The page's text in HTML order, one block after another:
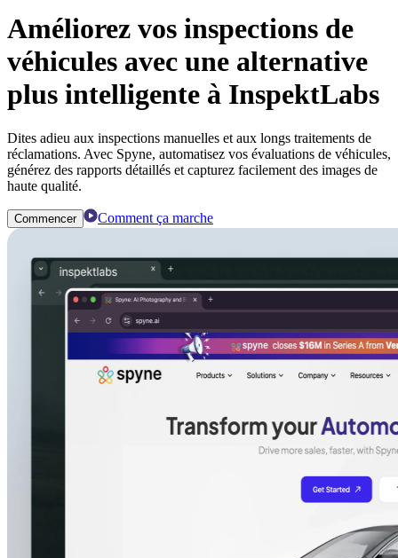
Améliorez vos inspections de
véhicules avec une alternative
plus intelligente à InspektLabs
Dites adieu aux inspections manuelles et aux longs traitements de
réclamations. Avec Spyne, automatisez vos évaluations de véhicules,
générez des rapports détaillés et capturez facilement des images de
haute qualité.
Commencer Comment ça marche